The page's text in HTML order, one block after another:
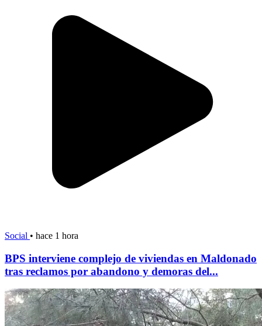
Social • hace 1 hora
BPS interviene complejo de viviendas en Maldonado
tras reclamos por abandono y demoras del...